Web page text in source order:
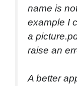
name is
example I
a
raise an
A better